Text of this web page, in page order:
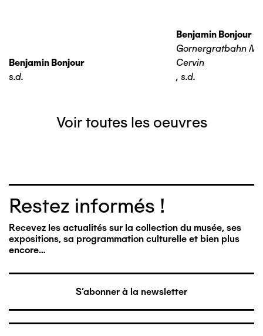
Benjamin Bonjour
s.d.
Benjamin Bonjour
Gornergratbahn
Cervin
, s.d.
Voir toutes les oeuvres
Restez informés !
Recevez les actualités sur la collection du musée, ses
expositions, sa programmation culturelle et bien plus
encore…
S'abonner à la newsletter